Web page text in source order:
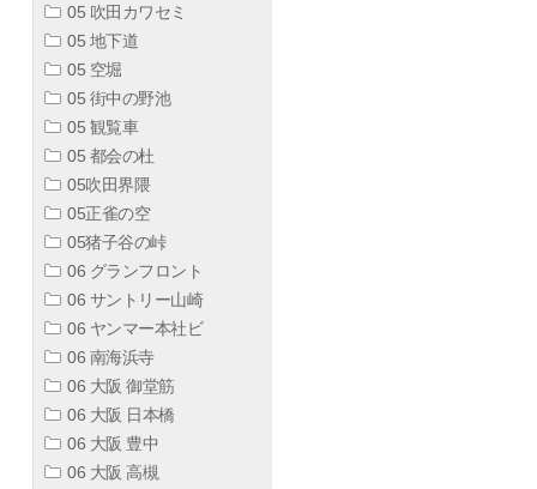
05 吹田カワセミ
05 地下道
05 空堀
05 街中の野池
05 観覧車
05 都会の杜
05吹田界隈
05正雀の空
05猪子谷の峠
06 グランフロント
06 サントリー山崎
06 ヤンマー本社ビ
06 南海浜寺
06 大阪 御堂筋
06 大阪 日本橋
06 大阪 豊中
06 大阪 高槻